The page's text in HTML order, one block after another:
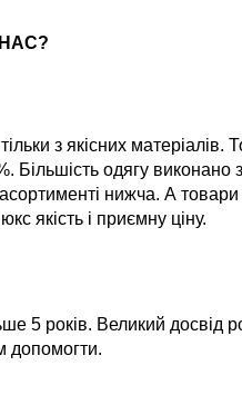
з якісних
Більшість одягу
нижча. А
якість і приємну ціну.
5 років. Великий
допомогти.